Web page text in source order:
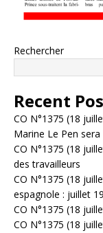
Rechercher
Recent
CO N°1375 (18
Marine Le Pen
CO N°1375 (18
des travailleurs
CO N°1375 (18
espagnole : juillet
CO N°1375 (18
CO N°1375 (18